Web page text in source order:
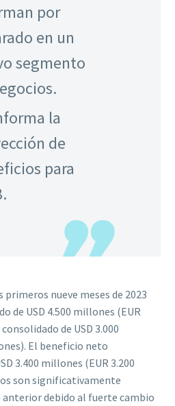
por
en un
segmento
la
de
para
nueve meses de 2023
de USD 4.500 millones (EUR
de USD 3.000
El beneficio neto
3.400 millones (EUR 3.200
son significativamente
debido al fuerte cambio